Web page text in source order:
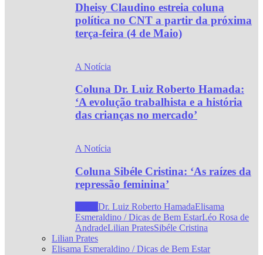
Dheisy Claudino estreia coluna
política no CNT a partir da próxima
terça-feira (4 de Maio)
A Notícia
Coluna Dr. Luiz Roberto Hamada:
‘A evolução trabalhista e a história
das crianças no mercado’
A Notícia
Coluna Sibéle Cristina: ‘As raízes da
repressão feminina’
Dr. Luiz Roberto HamadaElisama
Esmeraldino / Dicas de Bem EstarLéo Rosa de
AndradeLilian PratesSibéle Cristina
Lilian Prates
Elisama Esmeraldino / Dicas de Bem Estar